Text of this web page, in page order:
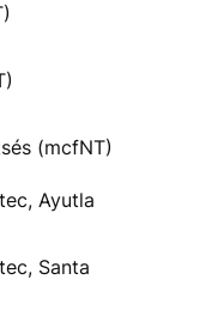
(mcfNT)
Ayutla
Santa